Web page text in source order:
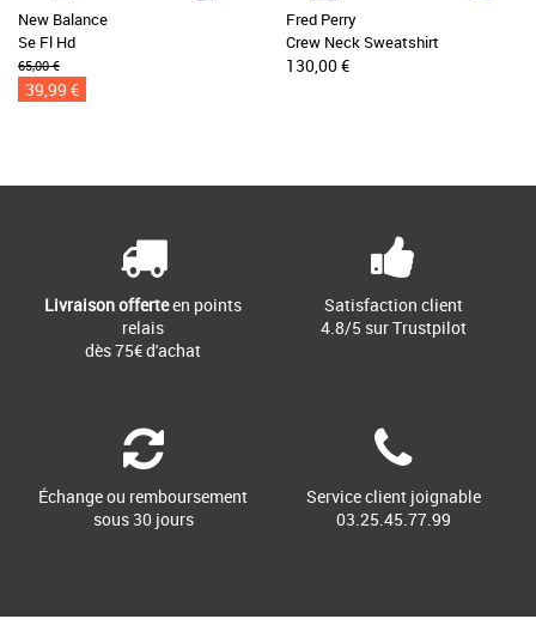
New Balance
Se Fl Hd
65,00 €
39,99 €
Fred Perry
Crew Neck Sweatshirt
130,00 €
Livraison offerteen points
relais
dès 75€ d'achat
Satisfaction client
4.8/5 sur Trustpilot
Échange ou remboursement
sous 30 jours
Service client joignable
03.25.45.77.99